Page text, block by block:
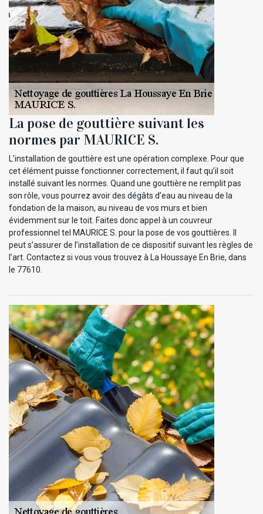
La pose de gouttière suivant les
normes par MAURICE S.
L’installation de gouttière est une opération complexe. Pour que
cet élément puisse fonctionner correctement, il faut qu’il soit
installé suivant les normes. Quand une gouttière ne remplit pas
son rôle, vous pourrez avoir des dégâts d’eau au niveau de la
fondation de la maison, au niveau de vos murs et bien
évidemment sur le toit. Faites donc appel à un couvreur
professionnel tel MAURICE S. pour la pose de vos gouttières. Il
peut s’assurer de l’installation de ce dispositif suivant les règles de
l’art. Contactez si vous vous trouvez à La Houssaye En Brie, dans
le 77610.